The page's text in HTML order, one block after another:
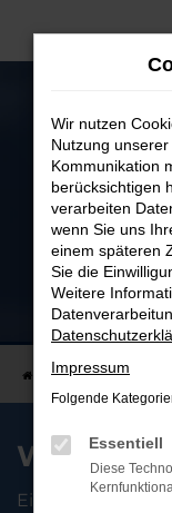
Zum
Startseite
Wir
Eine
Wir nutzen
Nutzung
Kommunikation
berücksichtigen
verarbeiten
wenn Sie uns
einem späteren
Sie die
Weitere
Impressum
Folgende
Essentiell
Diese